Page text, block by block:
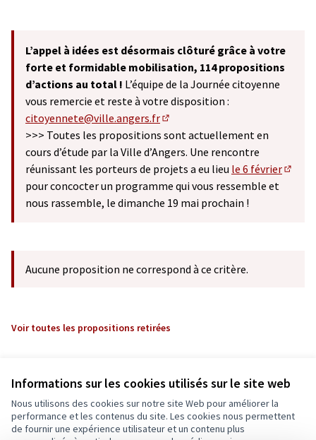
Informations sur les cookies utilisés sur le site web
Nous utilisons des cookies sur notre site Web pour améliorer la
performance et les contenus du site. Les cookies nous permettent
de fournir une expérience utilisateur et un contenu plus
L’appel à idées est désormais clôturé grâce à votre
forte et formidable mobilisation, 114 propositions
d’actions au total ! L’équipe de la Journée citoyenne
vous remercie et reste à votre disposition :
citoyennete@ville.angers.fr
(S'ouvre dans un nouvel onglet)
>>> Toutes les propositions sont actuellement en
cours d’étude par la Ville d’Angers. Une rencontre
réunissant les porteurs de projets a eu lieu le 6 février
pour concocter un programme qui vous ressemble et
nous rassemble, le dimanche 19 mai prochain !
Aucune proposition ne correspond à ce critère.
Voir toutes les propositions retirées